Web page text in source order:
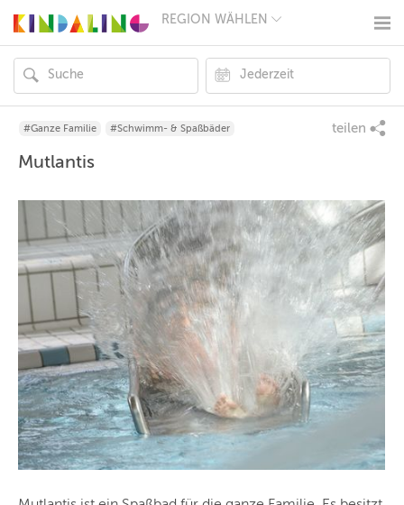
REGION WÄHLEN
MÜNCHEN
HAMBURG
FRANKFURT
KÖLN
DÜSSELDORF
DRESDEN
NÜRNBERG
WIEN
ZÜRICH
ANDERE
REGIONEN
#Ganze Familie #Schwimm- & Spaßbäder teilen
Mutlantis